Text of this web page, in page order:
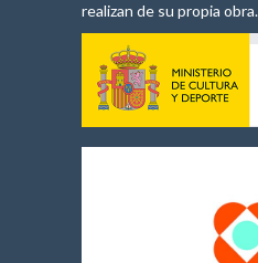
realizan de su propia obra.